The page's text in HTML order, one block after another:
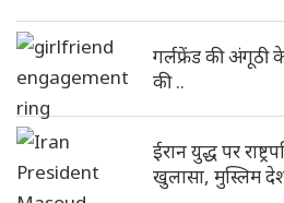
गर्लफ्रेंड की अंगूठी
की ..
ईरान युद्ध पर
खुलासा, मुस्लिम